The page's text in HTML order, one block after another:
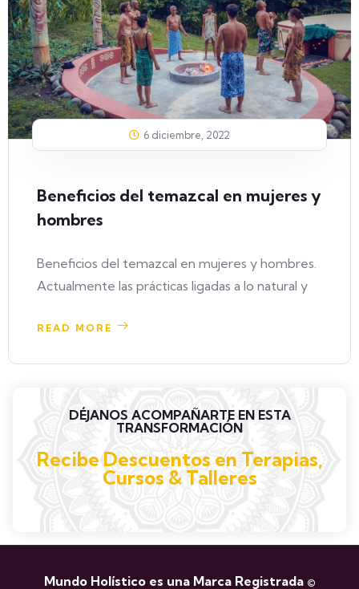
6 diciembre, 2022
Beneficios del temazcal en mujeres y
hombres
Beneficios del temazcal en mujeres y hombres.
Actualmente las prácticas ligadas a lo natural y
READ MORE
DÉJANOS ACOMPAÑARTE EN ESTA
TRANSFORMACIÓN
Recibe Descuentos en Terapias,
Cursos & Talleres
Mundo Holístico es una Marca Registrada ©